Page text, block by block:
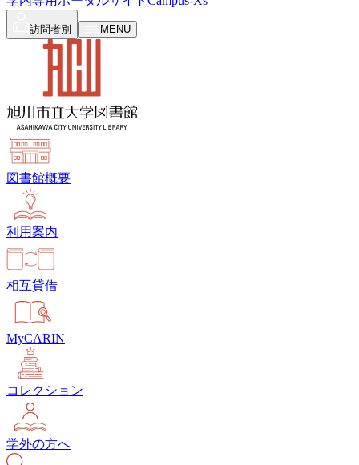
訪問者別 MENU
図書館概要
利用案内
相互貸借
MyCARIN
コレクション
学外の方へ